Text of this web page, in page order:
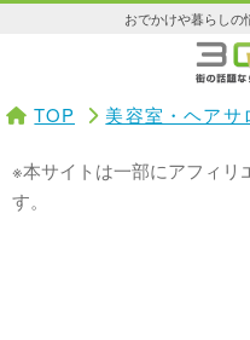
おでかけや暮らしの
TOP 美容室・ヘアサ
※本サイトは一部にアフィリ
す。